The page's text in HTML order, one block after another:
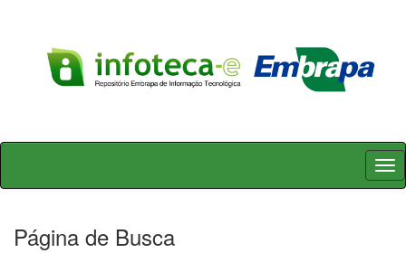
Skip
Página de Busca